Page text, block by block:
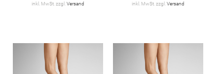
inkl. MwSt. zzgl. Versand inkl. MwSt. zzgl. Versand